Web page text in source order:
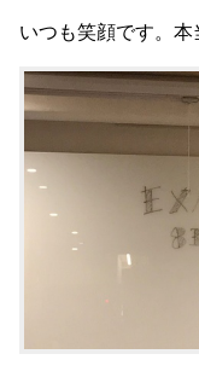
いつも笑顔です。本